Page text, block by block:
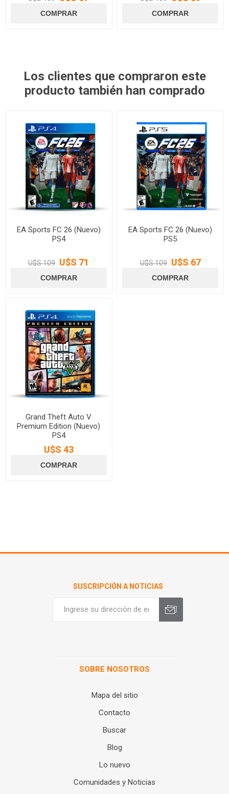
Los clientes que compraron este
producto también han comprado
EA Sports FC 26 (Nuevo)
PS4
U$S 109 U$S 71
EA Sports FC 26 (Nuevo)
PS5
U$S 109 U$S 67
Grand Theft Auto V
Premium Edition (Nuevo)
PS4
U$S 43
SUSCRIPCIÓN A NOTICIAS
SOBRE NOSOTROS
Mapa del sitio
Contacto
Buscar
Blog
Lo nuevo
Comunidades y Noticias